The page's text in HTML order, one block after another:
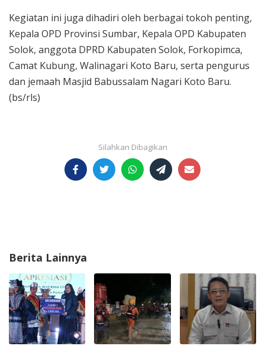
Kegiatan ini juga dihadiri oleh berbagai tokoh penting,
Kepala OPD Provinsi Sumbar, Kepala OPD Kabupaten
Solok, anggota DPRD Kabupaten Solok, Forkopimca,
Camat Kubung, Walinagari Koto Baru, serta pengurus
dan jemaah Masjid Babussalam Nagari Koto Baru.
(bs/rls)
Berita Lainnya